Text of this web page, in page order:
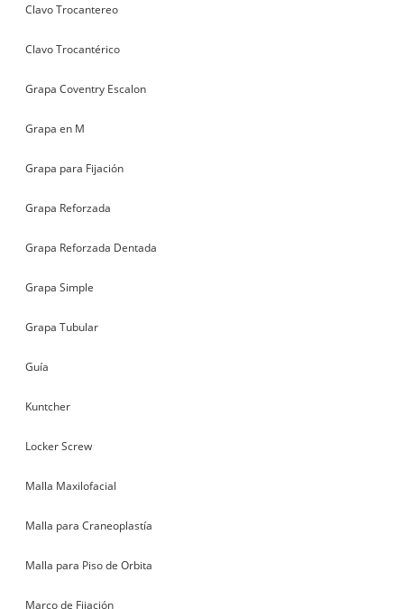
Clavo Trocantereo
Clavo Trocantérico
Grapa Coventry Escalon
Grapa en M
Grapa para Fijación
Grapa Reforzada
Grapa Reforzada Dentada
Grapa Simple
Grapa Tubular
Guía
Kuntcher
Locker Screw
Malla Maxilofacial
Malla para Craneoplastía
Malla para Piso de Orbita
Marco de Fijación